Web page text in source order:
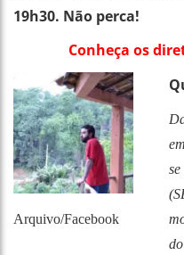
19h30. Não perca!
Conheça os
Arquivo/Facebook